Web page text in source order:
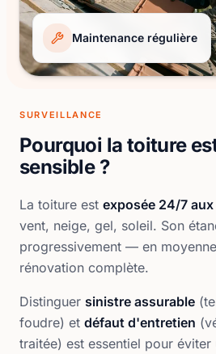
Maintenance régulière
SURVEILLANCE
Pourquoi la toiture
sensible ?
La toiture est exposée 24/7
vent, neige, gel, soleil. Son
progressivement — en
rénovation complète.
Distinguer sinistre assurable
foudre) et défaut d'entretien
traitée) est essentiel pour